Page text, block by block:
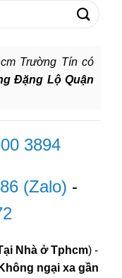
Trường Tín có
Đặng Lộ Quận
3894
(Zalo) -
Nhà ở Tphcm) -
ngại xa gần